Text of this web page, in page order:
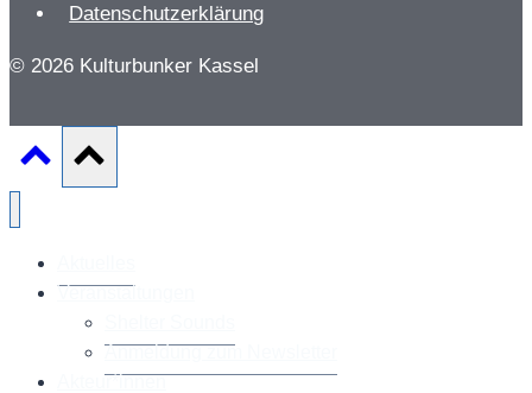
Datenschutzerklärung
© 2026 Kulturbunker Kassel
Veranstaltungen
Anmeldung zum Newsletter
Akteur*innen